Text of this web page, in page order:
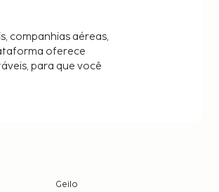
companhias aéreas,
oferece
para que você
Geilo